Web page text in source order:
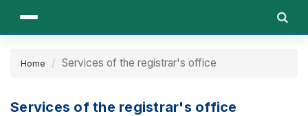
Home Services of the registrar's office
Services of the registrar's office